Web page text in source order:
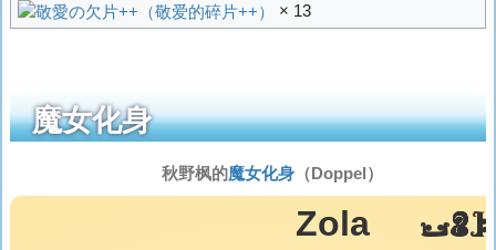
× 13
魔女化身
秋野枫的魔女化身 （Doppel）
Zola